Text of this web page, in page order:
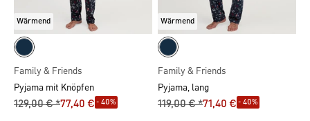
Wärmend
Family & Friends
Pyjama mit Knöpfen
129,00 € *77,40 € - 40%
Wärmend
Family & Friends
Pyjama, lang
119,00 € *71,40 € - 40%